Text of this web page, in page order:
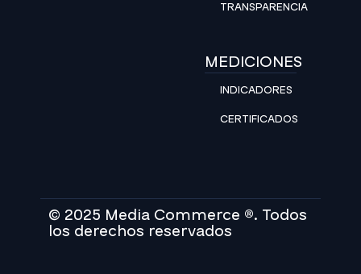
TRANSPARENCIA
MEDICIONES
INDICADORES
CERTIFICADOS
© 2025 Media Commerce ®. Todos
los derechos reservados